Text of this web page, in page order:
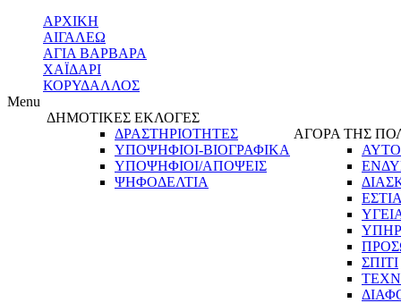
ΑΡΧΙΚΗ
ΑΙΓΑΛΕΩ
ΑΓΙΑ ΒΑΡΒΑΡΑ
ΧΑΪΔΑΡΙ
ΚΟΡΥΔΑΛΛΟΣ
Menu
ΔΗΜΟΤΙΚΕΣ ΕΚΛΟΓΕΣ
ΔΡΑΣΤΗΡΙΟΤΗΤΕΣ
ΥΠΟΨΗΦΙΟΙ-ΒΙΟΓΡΑΦΙΚΑ
ΥΠΟΨΗΦΙΟΙ/ΑΠΟΨΕΙΣ
ΨΗΦΟΔΕΛΤΙΑ
ΑΓΟΡΑ ΤΗΣ
ΣΠΙΤΙ